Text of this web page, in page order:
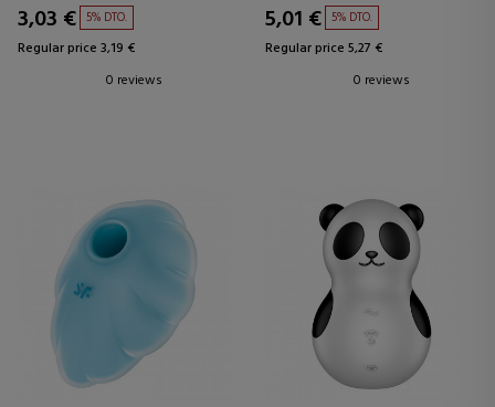
3,03 € 5% DTO.
Regular price 3,19 €
0 reviews
5,01 € 5% DTO.
Regular price 5,27 €
0 reviews